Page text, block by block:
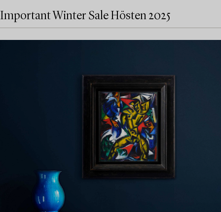
Important Winter Sale Hösten 2025